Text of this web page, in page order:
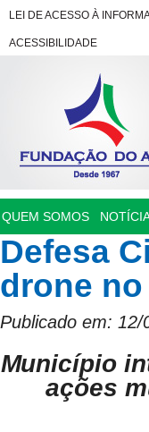
LEI DE ACESSO À
ACESSIBILIDADE
QUEM SOMOS
Defesa
drone
Publicado em: 12/
Município
ações